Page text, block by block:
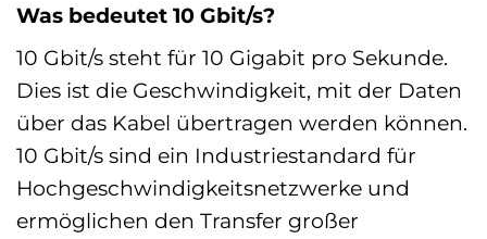
Was bedeutet 10 Gbit/s?
10 Gbit/s steht für 10 Gigabit pro Sekunde.
Dies ist die Geschwindigkeit, mit der Daten
über das Kabel übertragen werden können.
10 Gbit/s sind ein Industriestandard für
Hochgeschwindigkeitsnetzwerke und
ermöglichen den Transfer großer